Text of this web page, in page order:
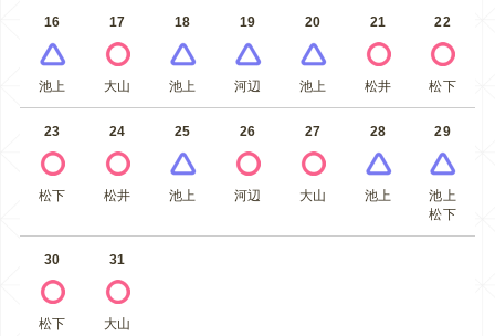
16
池上
17
大山
18
池上
19
河辺
20
池上
21
松井
22
松下
23
松下
24
松井
25
池上
26
河辺
27
大山
28
池上
29
池上
松下
30
松下
31
大山